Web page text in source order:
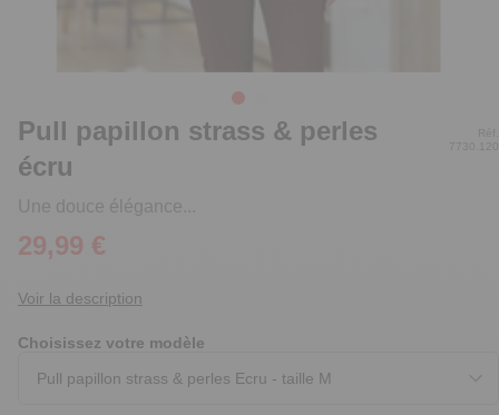
Pull papillon strass & perles
écru
Une douce élégance...
Réf.
7730.120
29,99 €
Voir la description
Choisissez votre modèle